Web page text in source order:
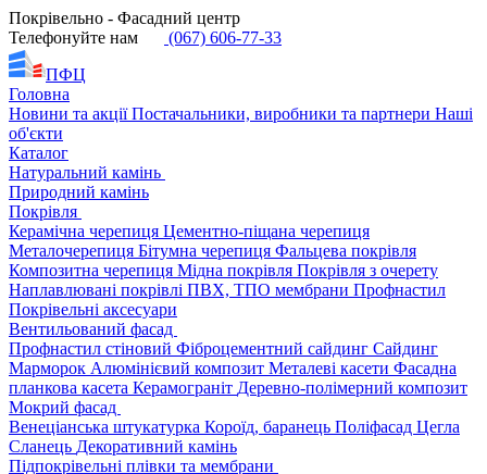
Покрівельно - Фасадний центр
Телефонуйте нам
(067) 606-77-33
ПФЦ
Головна
Новини та акціїПостачальники, виробники та партнери Наші
об'єкти
Каталог
Натуральний камінь
Природний камінь
Покрівля
Керамічна черепиця Цементно-піщана черепиця
Металочерепиця Бітумна черепиця Фальцева покрівля
Композитна черепиця Мідна покрівля Покрівля з очерету
Наплавлювані покрівлі ПВХ, ТПО мембрани Профнастил
Покрівельні аксесуари
Вентильований фасад
Профнастил стіновий Фіброцементний сайдинг Сайдинг
Марморок Алюмінієвий композит Металеві касети Фасадна
планкова касета Керамограніт Деревно-полімерний композит
Мокрий фасад
Венеціанська штукатурка Короїд, баранець Поліфасад Цегла
Сланець Декоративний камінь
Підпокрівельні плівки та мембрани